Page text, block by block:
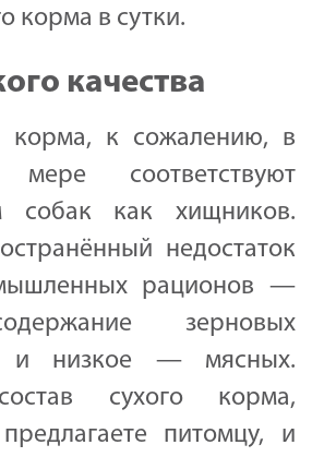
корма в сутки.
качества
корма, к сожалению, в
мере соответствуют
собак как хищников.
недостаток
рационов —
зерновых
и низкое — мясных.
сухого корма,
питомцу, и